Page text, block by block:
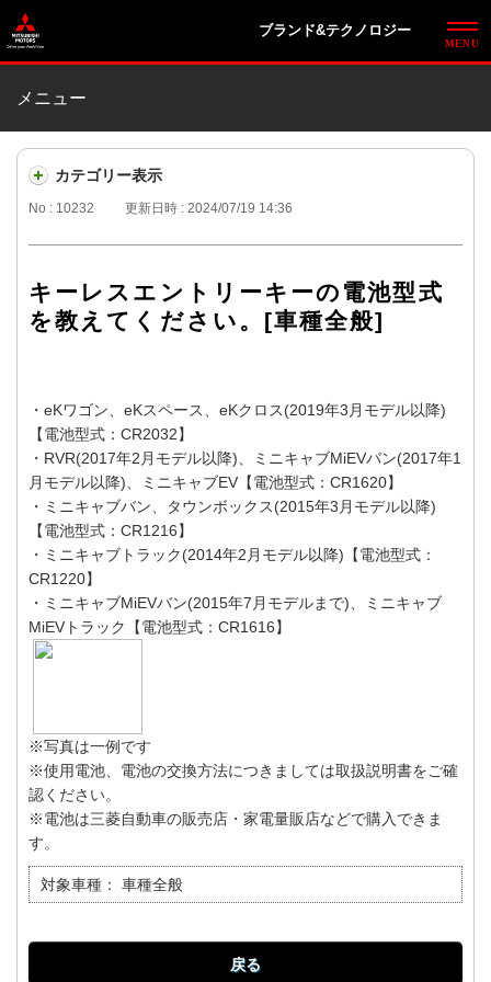
ブランド&テクノロジー
メニュー
カテゴリー表示
No : 10232 更新日時 : 2024/07/19 14:36
キーレスエントリーキーの電池型式
を教えてください。[車種全般]
・eKワゴン、eKスペース、eKクロス(2019年3月モデル以降)
【電池型式：CR2032】
・RVR(2017年2月モデル以降)、ミニキャブMiEVバン(2017年1
月モデル以降)、ミニキャブEV【電池型式：CR1620】
・ミニキャブバン、タウンボックス(2015年3月モデル以降)
【電池型式：CR1216】
・ミニキャブトラック(2014年2月モデル以降)【電池型式：
CR1220】
・ミニキャブMiEVバン(2015年7月モデルまで)、ミニキャブ
MiEVトラック【電池型式：CR1616】
※写真は一例です
※使用電池、電池の交換方法につきましては取扱説明書をご確
認ください。
※電池は三菱自動車の販売店・家電量販店などで購入できま
す。
対象車種： 車種全般
戻る